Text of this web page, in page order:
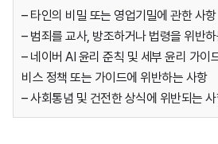
– 타인의 비밀 또는 영업기밀에 관한 사항
– 범죄를 교사, 방조하거나 법령을 위반
– 네이버 AI 윤리 준칙 및 세부 윤리 가이
비스 정책 또는 가이드에 위반하는 사항
– 사회통념 및 건전한 상식에 위반되는